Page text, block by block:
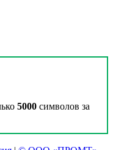
5000 символов за